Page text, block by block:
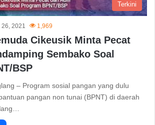
Terkini
2021 1,969
Cikeusik Minta Pecat
Sembako Soal
BSP
– Program sosial pangan yang dulu
pangan non tunai (BPNT) di daerah